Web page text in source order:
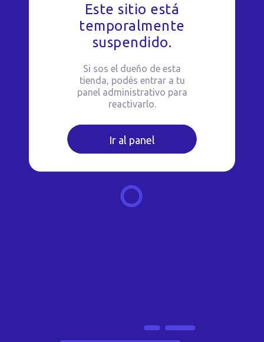
Este sitio está
temporalmente
suspendido.
Si sos el dueño de esta
tienda, podés entrar a tu
panel administrativo para
reactivarlo.
Ir al panel